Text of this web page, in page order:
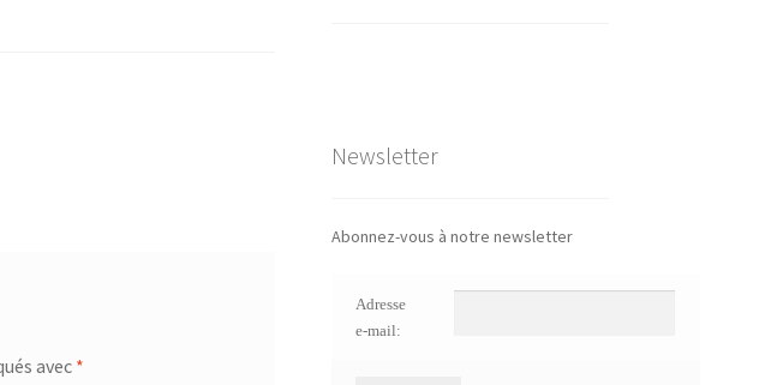
avec*
Newsletter
Abonnez-vous à notre newsletter
Adresse
e-mail: